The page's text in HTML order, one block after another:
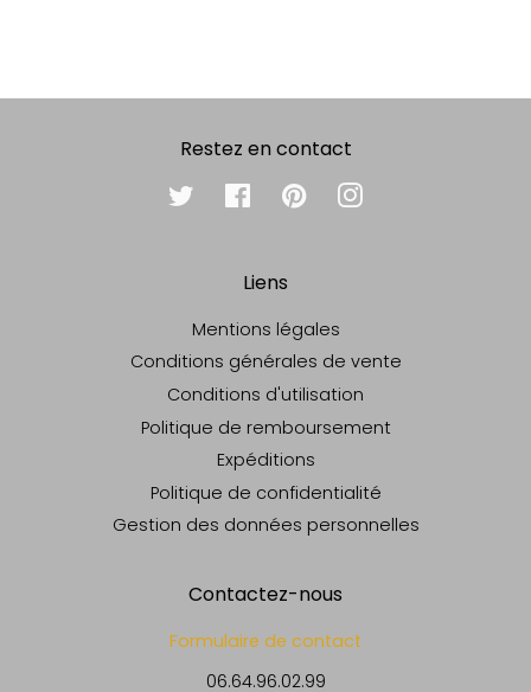
Restez en contact
Twitter FacebookPinterest
Liens
Mentions légales
Conditions générales de vente
Conditions d'utilisation
Politique de remboursement
Expéditions
Politique de confidentialité
Gestion des données personnelles
Contactez-nous
Formulaire de contact
06.64.96.02.99